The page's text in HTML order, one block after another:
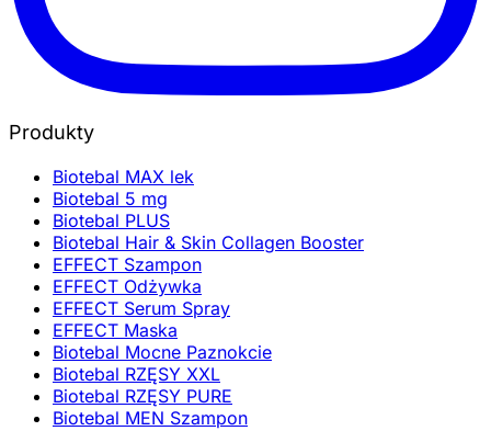
Produkty
Biotebal MAX lek
Biotebal 5 mg
Biotebal PLUS
Biotebal Hair & Skin Collagen Booster
EFFECT Szampon
EFFECT Odżywka
EFFECT Serum Spray
EFFECT Maska
Biotebal Mocne Paznokcie
Biotebal RZĘSY XXL
Biotebal RZĘSY PURE
Biotebal MEN Szampon